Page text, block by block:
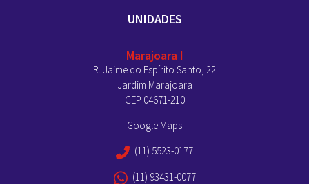
UNIDADES
Marajoara I
R. Jaime do Espírito Santo, 22
Jardim Marajoara
CEP 04671-210
Google Maps
(11) 5523-0177
(11) 93431-0077